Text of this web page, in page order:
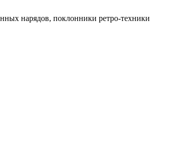
нарядов, поклонники ретро-техники